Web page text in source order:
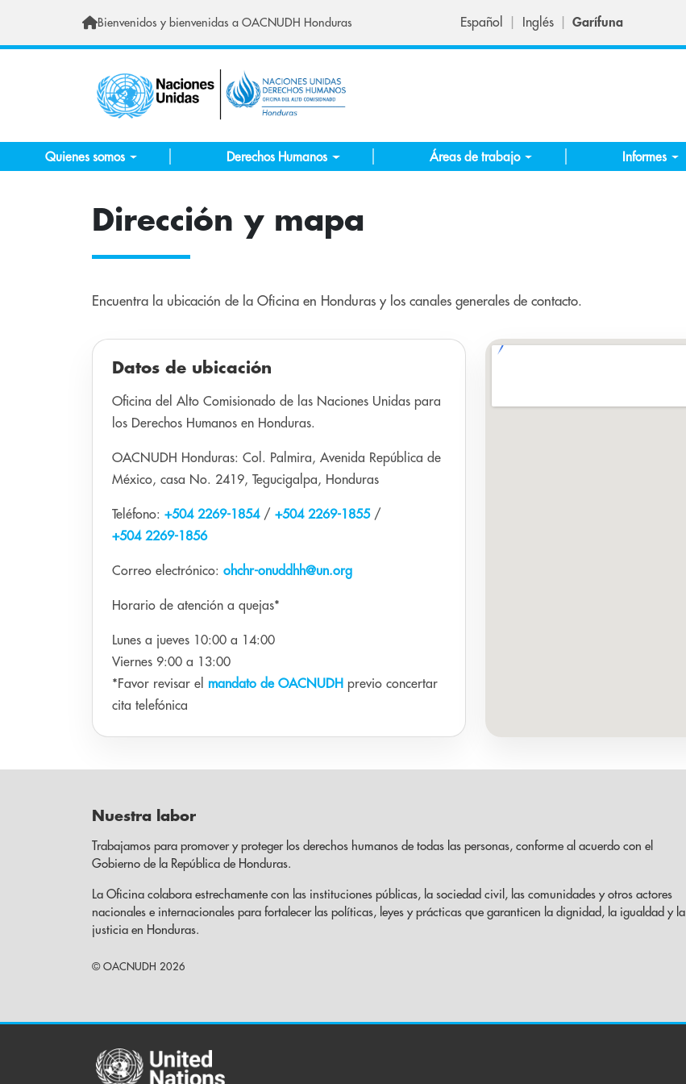
Bienvenidos y bienvenidas a OACNUDH Honduras Español Inglés Garífuna
Quienes somos Derechos Humanos Áreas de trabajo Informes
Dirección y mapa
Encuentra la ubicación de la Oficina en Honduras y los canales generales de contacto.
Datos de ubicación
Oficina del Alto Comisionado de las Naciones Unidas para
los Derechos Humanos en Honduras.
OACNUDH Honduras: Col. Palmira, Avenida República de
México, casa No. 2419, Tegucigalpa, Honduras
Teléfono: +504 2269-1854/ +504 2269-1855/
+504 2269-1856
Correo electrónico: ohchr-onuddhh@un.org
Horario de atención a quejas*
Lunes a jueves 10:00 a 14:00
Viernes 9:00 a 13:00
*Favor revisar el mandato de OACNUDH previo concertar
cita telefónica
Nuestra labor
Trabajamos para promover y proteger los derechos humanos de todas las personas, conforme al acuerdo con el
Gobierno de la República de Honduras.
La Oficina colabora estrechamente con las instituciones públicas, la sociedad civil, las comunidades y otros actores
nacionales e internacionales para fortalecer las políticas, leyes y prácticas que garanticen la dignidad, la igualdad y la
justicia en Honduras.
© OACNUDH 2026